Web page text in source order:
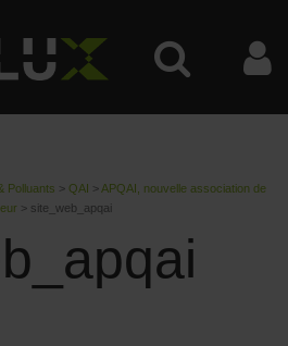
Polluants > QAI > APQAI, nouvelle association de
> site_web_apqai